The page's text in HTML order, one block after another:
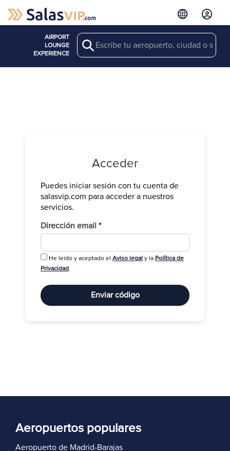
AIRPORT
LOUNGE
EXPERIENCE
Search
Acceder
Puedes iniciar sesión con tu cuenta de
salasvip.com para acceder a nuestros
servicios.
Dirección email *Obligatorio
He leido y aceptado el Aviso legal y la Política de
Privacidad.
Enviar código
Aeropuertos populares
Aeropuerto de Madrid-Barajas